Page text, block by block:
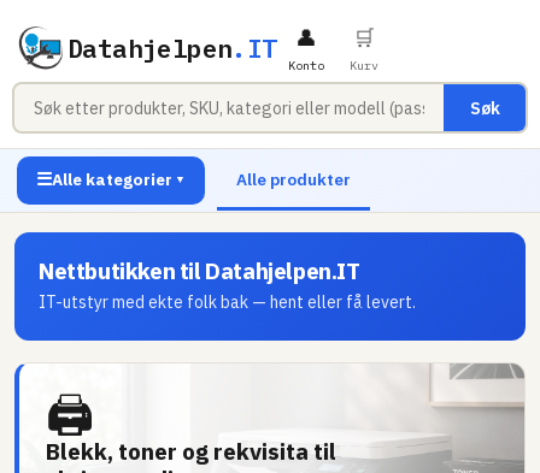
Datahjelpen.IT
Søk
👤
Konto
🛒
Kurv
☰Alle kategorier ▼ Alle produkter
Nettbutikken til Datahjelpen.IT
IT-utstyr med ekte folk bak — hent eller få levert.
🖨
Blekk, toner og rekvisita til